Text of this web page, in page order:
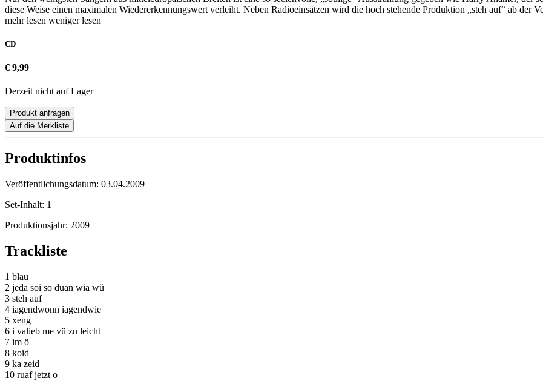
diese Weise einen maximalen Wiedererkennungswert verleiht. Neben Radioeinsätzen wird die hoch stehende Produktion „steh auf“ ab der
mehr lesen weniger lesen
CD
€ 9,99
Derzeit nicht auf Lager
Produkt anfragen
Auf die Merkliste
Produktinfos
Veröffentlichungsdatum: 03.04.2009
Set-Inhalt: 1
Produktionsjahr: 2009
Trackliste
1 blau
2 jeda soi so duan wia wü
3 steh auf
4 iagendwonn iagendwie
5 xeng
6 i valieb me vü zu leicht
7 im ö
8 koid
9 ka zeid
10 ruaf jetzt o